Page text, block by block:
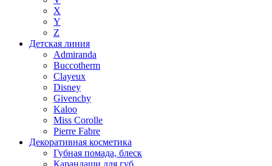
X
Y
Z
Детская линия
Admiranda
Buccotherm
Clayeux
Disney
Givenchy
Kaloo
Miss Corolle
Pierre Fabre
Декоративная косметика
Губная помада, блеск
Карандаши для губ